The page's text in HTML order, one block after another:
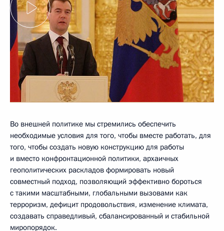
Во внешней политике мы стремились обеспечить
необходимые условия для того, чтобы вместе работать, для
того, чтобы создать новую конструкцию для работы
и вместо конфронтационной политики, архаичных
геополитических раскладов формировать новый
совместный подход, позволяющий эффективно бороться
с такими масштабными, глобальными вызовами как
терроризм, дефицит продовольствия, изменение климата,
создавать справедливый, сбалансированный и стабильной
миропорядок.